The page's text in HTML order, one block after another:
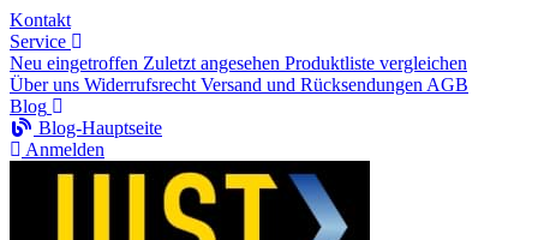
Kontakt
Service
Neu eingetroffen Zuletzt angesehen Produktliste vergleichen
Über uns Widerrufsrecht Versand und Rücksendungen AGB
Blog
Blog-Hauptseite
Anmelden